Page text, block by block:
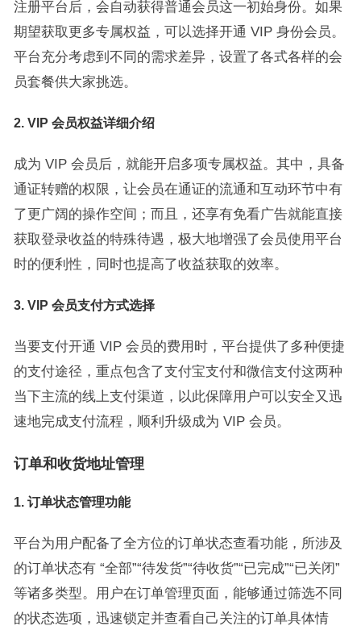
注册平台后，会自动获得普通会员这一初始身份。如果
期望获取更多专属权益，可以选择开通 VIP 身份会员。
平台充分考虑到不同的需求差异，设置了各式各样的会
员套餐供大家挑选。
2. VIP 会员权益详细介绍
成为 VIP 会员后，就能开启多项专属权益。其中，具备
通证转赠的权限，让会员在通证的流通和互动环节中有
了更广阔的操作空间；而且，还享有免看广告就能直接
获取登录收益的特殊待遇，极大地增强了会员使用平台
时的便利性，同时也提高了收益获取的效率。
3. VIP 会员支付方式选择
当要支付开通 VIP 会员的费用时，平台提供了多种便捷
的支付途径，重点包含了支付宝支付和微信支付这两种
当下主流的线上支付渠道，以此保障用户可以安全又迅
速地完成支付流程，顺利升级成为 VIP 会员。
订单和收货地址管理
1. 订单状态管理功能
平台为用户配备了全方位的订单状态查看功能，所涉及
的订单状态有 “全部”“待发货”“待收货”“已完成”“已关闭”
等诸多类型。用户在订单管理页面，能够通过筛选不同
的状态选项，迅速锁定并查看自己关注的订单具体情